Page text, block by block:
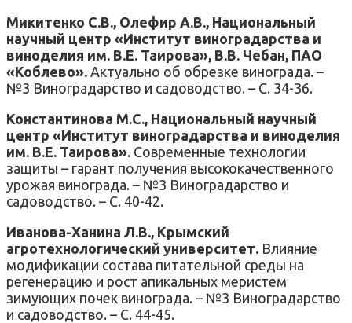
Микитенко С.В., Олефир А.В., Национальный
научный центр «Институт виноградарства и
виноделия им. В.Е. Таирова», В.В. Чебан, ПАО
«Коблево». Актуально об обрезке винограда. –
№3 Виноградарство и садоводство. – С. 34-36.
Константинова М.С., Национальный научный
центр «Институт виноградарства и виноделия
им. В.Е. Таирова». Современные технологии
защиты – гарант получения высококачественного
урожая винограда. – №3 Виноградарство и
садоводство. – С. 40-42.
Иванова-Ханина Л.В., Крымский
агротехнологический университет. Влияние
модификации состава питательной среды на
регенерацию и рост апикальных меристем
зимующих почек винограда. – №3 Виноградарство
и садоводство. – С. 44-45.